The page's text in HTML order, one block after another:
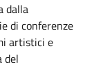
dalla
di conferenze
artistici e
del